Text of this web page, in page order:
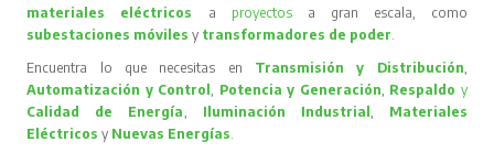
materiales eléctricos
a proyectos
a gran escala, como
subestaciones móvilesy transformadores de poder
Encuentra lo que necesitas en Transmisión y Distribución
Automatización y Control
Potencia y Generación Respaldo y
Calidad de Energía
Iluminación Industrial
Materiales
Eléctricos y Nuevas Energías